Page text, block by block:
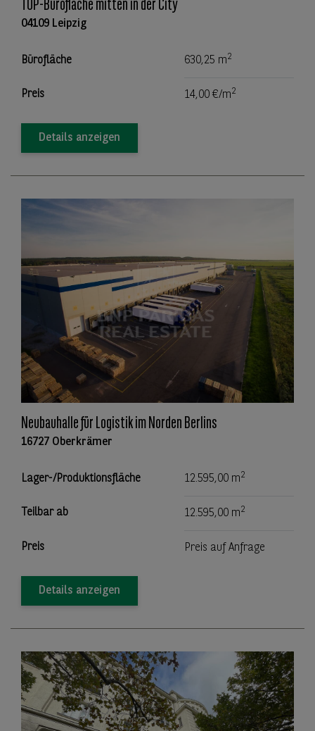
TOP-Bürofläche mitten in der City
04109 Leipzig
Bürofläche 630,25 m2
Preis 14,00 €/m2
Details anzeigen
Neubauhalle für Logistik im Norden Berlins
16727 Oberkrämer
Lager-/Produktionsfläche 12.595,00 m2
Teilbar ab 12.595,00 m2
Preis Preis auf Anfrage
Details anzeigen